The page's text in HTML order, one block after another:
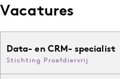
Vacatures
Data- en CRM- specialist
Stichting Proefdiervrij